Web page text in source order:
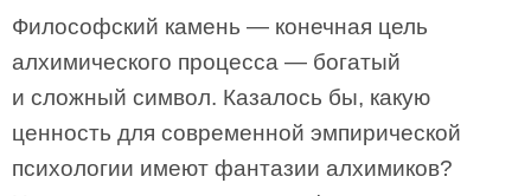
Философский камень — конечная цель
алхимического процесса — богатый
и сложный символ. Казалось бы, какую
ценность для современной эмпирической
психологии имеют фантазии алхимиков?